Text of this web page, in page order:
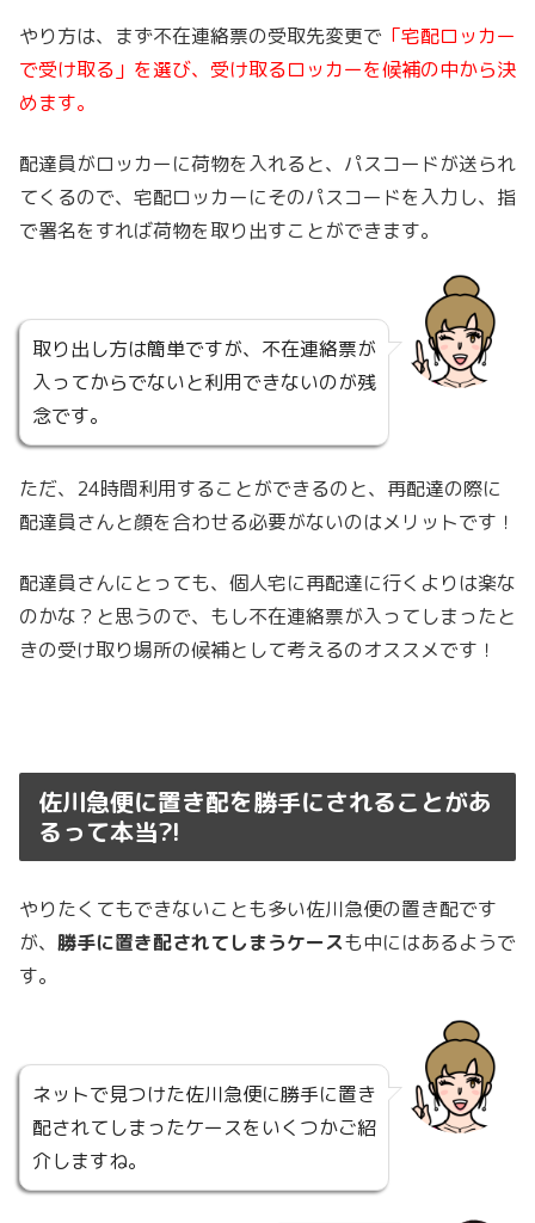
やり方は、まず不在連絡票の受取先変更で 「宅配ロッカー
で受け取る」を選び、受け取るロッカーを候補の中から決
めます。
配達員がロッカーに荷物を入れると、パスコードが送られ
てくるので、宅配ロッカーにそのパスコードを入力し、指
で署名をすれば荷物を取り出すことができます。
取り出し方は簡単ですが、不在連絡票が
入ってからでないと利用できないのが残
念です。
ただ、24時間利用することができるのと、再配達の際に
配達員さんと顔を合わせる必要がないのはメリットです！
配達員さんにとっても、個人宅に再配達に行くよりは楽な
のかな？と思うので、もし不在連絡票が入ってしまったと
きの受け取り場所の候補として考えるのオススメです！
佐川急便に置き配を勝手にされることがあ
るって本当?!
やりたくてもできないことも多い佐川急便の置き配です
が、 勝手に置き配されてしまうケースも中にはあるようで
す。
ネットで見つけた佐川急便に勝手に置き
配されてしまったケースをいくつかご紹
介しますね。